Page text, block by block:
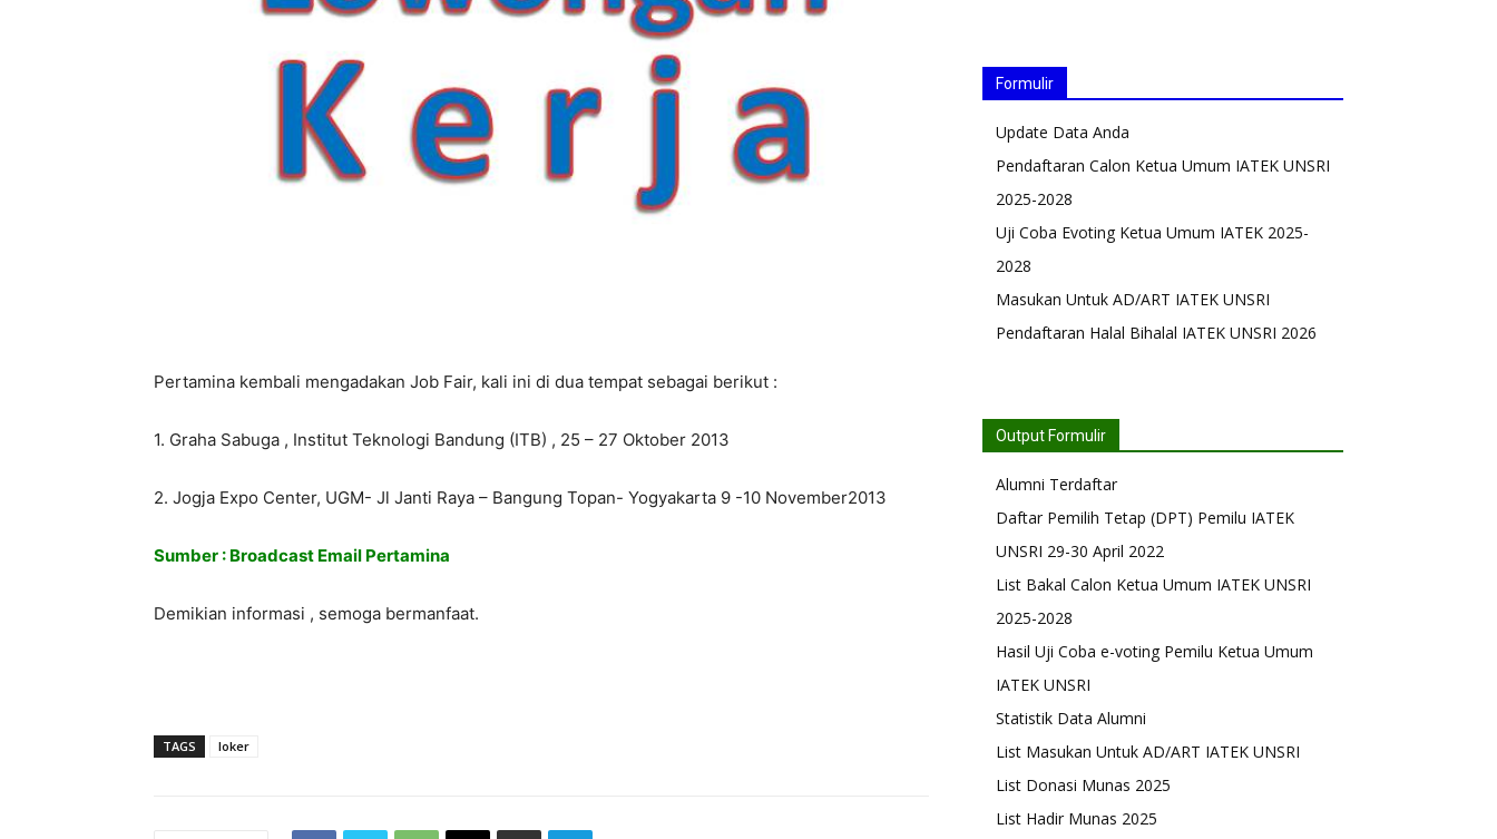
Pertamina kembali mengadakan Job Fair, kali ini di dua tempat sebagai berikut :
1. Graha Sabuga , Institut Teknologi Bandung (ITB) , 25 – 27 Oktober 2013
2. Jogja Expo Center, UGM- Jl Janti Raya – Bangung Topan- Yogyakarta 9 -10 November2013
Sumber : Broadcast Email Pertamina
Demikian informasi , semoga bermanfaat.
TAGS loker
Formulir
Update Data Anda
Pendaftaran Calon Ketua Umum IATEK UNSRI
2025-2028
Uji Coba Evoting Ketua Umum IATEK 2025-
2028
Masukan Untuk AD/ART IATEK UNSRI
Pendaftaran Halal Bihalal IATEK UNSRI 2026
Output Formulir
Alumni Terdaftar
Daftar Pemilih Tetap (DPT) Pemilu IATEK
UNSRI 29-30 April 2022
List Bakal Calon Ketua Umum IATEK UNSRI
2025-2028
Hasil Uji Coba e-voting Pemilu Ketua Umum
IATEK UNSRI
Statistik Data Alumni
List Masukan Untuk AD/ART IATEK UNSRI
List Donasi Munas 2025
List Hadir Munas 2025